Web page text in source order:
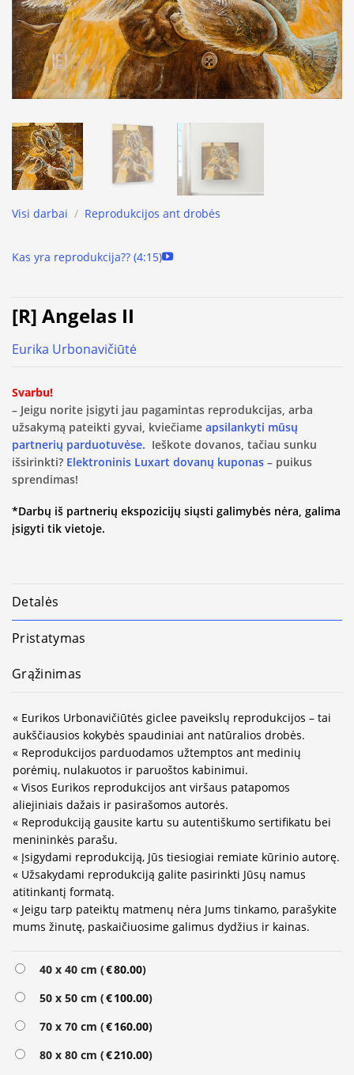
Visi darbai / Reprodukcijos ant drobės
Kas yra reprodukcija?? (4:15)
[R] Angelas II
Eurika Urbonavičiūtė
Svarbu!
– Jeigu norite įsigyti jau pagamintas reprodukcijas, arba
užsakymą pateikti gyvai, kviečiame apsilankyti mūsų
partnerių parduotuvėse. Ieškote dovanos, tačiau sunku
išsirinkti? Elektroninis Luxart dovanų kuponas – puikus
sprendimas!
*Darbų iš partnerių ekspozicijų siųsti galimybės nėra, galima
įsigyti tik vietoje.
Detalės
Pristatymas
Grąžinimas
« Eurikos Urbonavičiūtės giclee paveikslų reprodukcijos – tai
aukščiausios kokybės spaudiniai ant natūralios drobės.
« Reprodukcijos parduodamos užtemptos ant medinių
porėmių, nulakuotos ir paruoštos kabinimui.
« Visos Eurikos reprodukcijos ant viršaus patapomos
aliejiniais dažais ir pasirašomos autorės.
« Reprodukciją gausite kartu su autentiškumo sertifikatu bei
menininkės parašu.
« Įsigydami reprodukciją, Jūs tiesiogiai remiate kūrinio autorę.
« Užsakydami reprodukciją galite pasirinkti Jūsų namus
atitinkantį formatą.
« Jeigu tarp pateiktų matmenų nėra Jums tinkamo, parašykite
mums žinutę, paskaičiuosime galimus dydžius ir kainas.
40 x 40 cm (€80.00)
50 x 50 cm (€100.00)
70 x 70 cm (€160.00)
80 x 80 cm (€210.00)
Alternative: